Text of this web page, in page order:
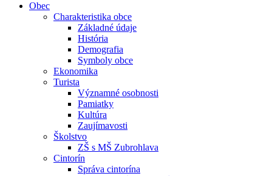
Obec
Charakteristika obce
Základné údaje
História
Demografia
Symboly obce
Ekonomika
Turista
Významné osobnosti
Pamiatky
Kultúra
Zaujímavosti
Školstvo
ZŠ s MŠ Zubrohlava
Cintorín
Správa cintorína